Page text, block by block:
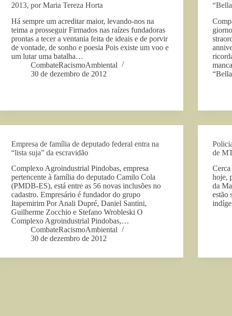
2013, por Maria Tereza Horta
Há sempre um acreditar maior, levando-nos na
teima a prosseguir Firmados nas raízes fundadoras
prontas a tecer a ventania feita de ideais e de porvir
de vontade, de sonho e poesia Pois existe um voo e
um lutar uma batalha…
CombateRacismoAmbiental
30 de dezembro de 2012
Empresa de família de deputado federal entra na
“lista suja” da escravidão
Complexo Agroindustrial Pindobas, empresa
pertencente à família do deputado Camilo Cola
(PMDB-ES), está entre as 56 novas inclusões no
cadastro. Empresário é fundador do grupo
Itapemirim Por Anali Dupré, Daniel Santini,
Guilherme Zocchio e Stefano Wrobleski O
Complexo Agroindustrial Pindobas,…
CombateRacismoAmbiental
30 de dezembro de 2012
de
hoje,
da
estão